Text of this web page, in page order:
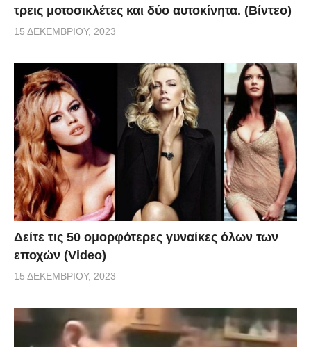
τρεις μοτοσικλέτες και δύο αυτοκίνητα. (Βίντεο)
15 ΔΕΚΕΜΒΡΊΟΥ, 2023
Δείτε τις 50 ομορφότερες γυναίκες όλων των
εποχών (Video)
15 ΔΕΚΕΜΒΡΊΟΥ, 2023